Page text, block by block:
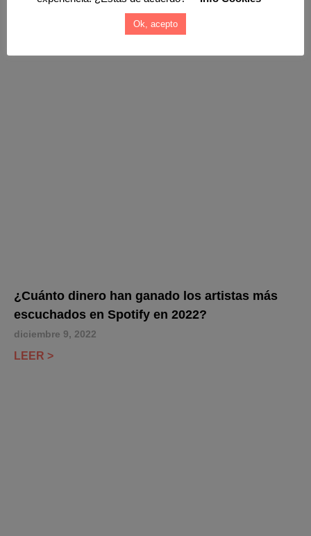
¿Cuánto dinero han ganado los artistas más
escuchados en Spotify en 2022?
diciembre 9, 2022
LEER >
Ok, acepto